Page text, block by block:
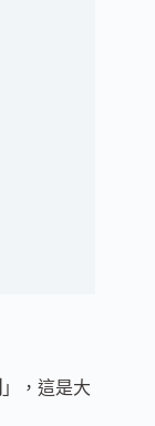
」，這是大